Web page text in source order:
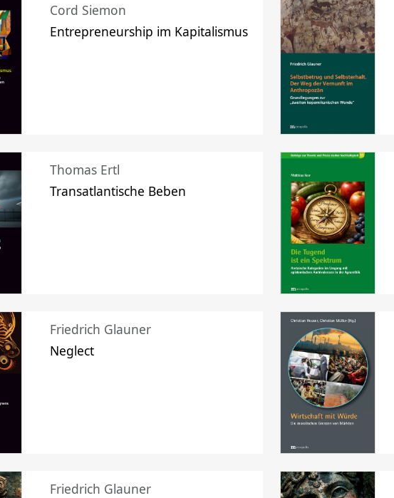
Cord Siemon
Entrepreneurship im Kapitalismus
Thomas Ertl
Transatlantische Beben
Friedrich Glauner
Neglect
Friedrich Glauner